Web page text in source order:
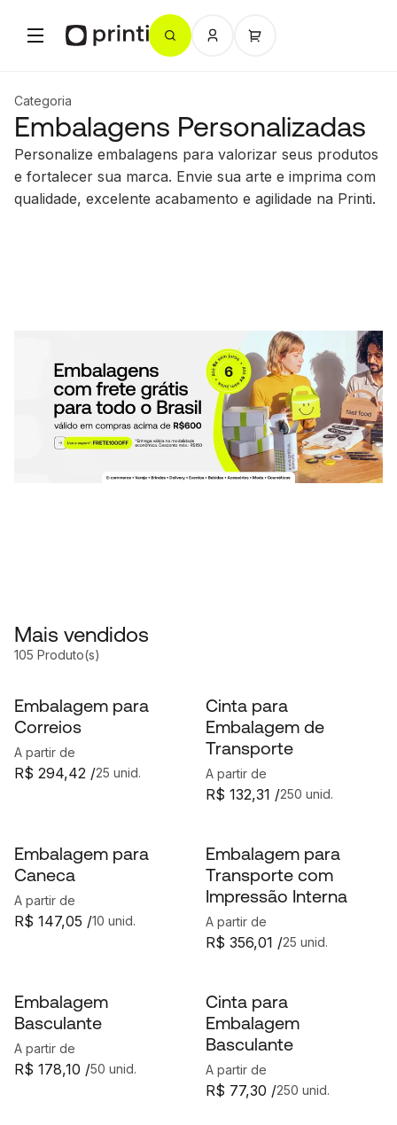
Categoria
Embalagens Personalizadas
Personalize embalagens para valorizar seus produtos
e fortalecer sua marca. Envie sua arte e imprima com
qualidade, excelente acabamento e agilidade na Printi.
Mais vendidos
105 Produto(s)
Embalagem para
Correios
A partir de
25 unid.
R$ 294,42 /
Cinta para
Embalagem de
Transporte
A partir de
250 unid.
R$ 132,31 /
Embalagem para
Caneca
A partir de
10 unid.
R$ 147,05 /
Embalagem para
Transporte com
Impressão Interna
A partir de
25 unid.
R$ 356,01 /
Embalagem
Basculante
A partir de
50 unid.
R$ 178,10 /
Cinta para
Embalagem
Basculante
A partir de
250 unid.
R$ 77,30 /